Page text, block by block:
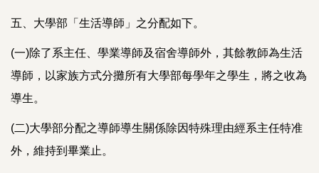
五、大學部「生活導師」之分配如下。
(一)除了系主任、學業導師及宿舍導師外，其餘教師為生活
導師，以家族方式分攤所有大學部每學年之學生，將之收為
導生。
(二)大學部分配之導師導生關係除因特殊理由經系主任特准
外，維持到畢業止。